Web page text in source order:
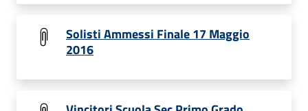
Solisti Ammessi Finale 17 Maggio
2016